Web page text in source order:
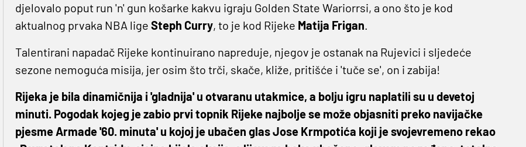
djelovalo poput run 'n' gun košarke kakvu igraju Golden State Wariorrsi, a ono što je kod
aktualnog prvaka NBA lige Steph Curry, to je kod Rijeke Matija Frigan.
Talentirani napadač Rijeke kontinuirano napreduje, njegov je ostanak na Rujevici i sljedeće
sezone nemoguća misija, jer osim što trči, skače, kliže, pritišće i 'tuče se', on i zabija!
Rijeka je bila dinamičnija i 'gladnija' u otvaranu utakmice, a bolju igru naplatili su u devetoj
minuti. Pogodak kojeg je zabio prvi topnik Rijeke najbolje se može objasniti preko navijačke
pjesme Armade '60. minuta' u kojoj je ubačen glas Jose Krmpotića koji je svojevremeno rekao